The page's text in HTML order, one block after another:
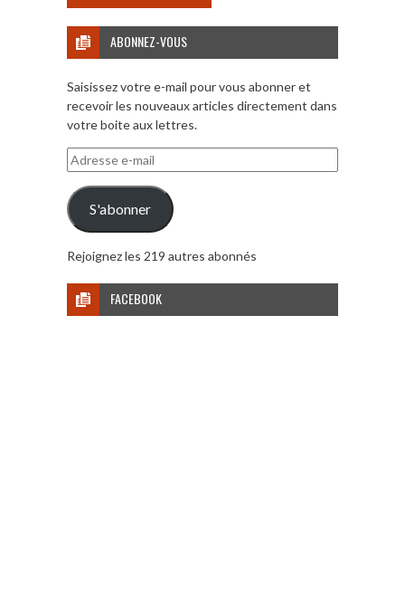
ABONNEZ-VOUS
Saisissez votre e-mail pour vous abonner et
recevoir les nouveaux articles directement dans
votre boite aux lettres.
Adresse
e-
mail
S'abonner
Rejoignez les 219 autres abonnés
FACEBOOK